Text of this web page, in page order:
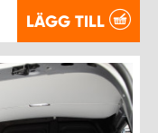
LÄGG TILL